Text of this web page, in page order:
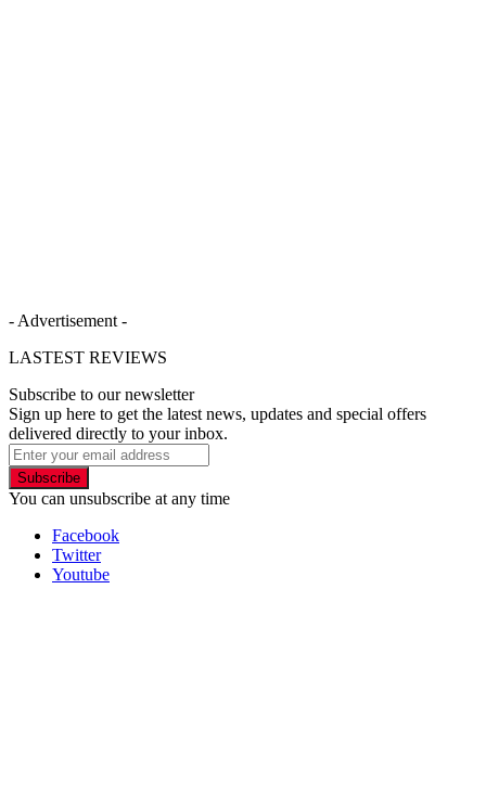
- Advertisement -
LASTEST REVIEWS
Subscribe to our newsletter
Sign up here to get the latest news, updates and special offers
delivered directly to your inbox.
Subscribe
You can unsubscribe at any time
Facebook
Twitter
Youtube